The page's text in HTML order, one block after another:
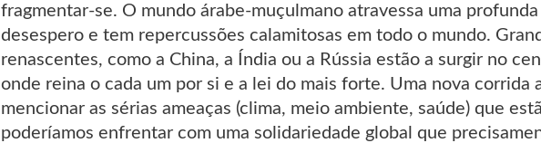
fragmentar-se. O mundo árabe-muçulmano atravessa uma
desespero e tem repercussões calamitosas em todo o mundo.
renascentes, como a China, a Índia ou a Rússia estão a surgir no
onde reina o cada um por si e a lei do mais forte. Uma nova corrida
mencionar as sérias ameaças (clima, meio ambiente, saúde) que
poderíamos enfrentar com uma solidariedade global que